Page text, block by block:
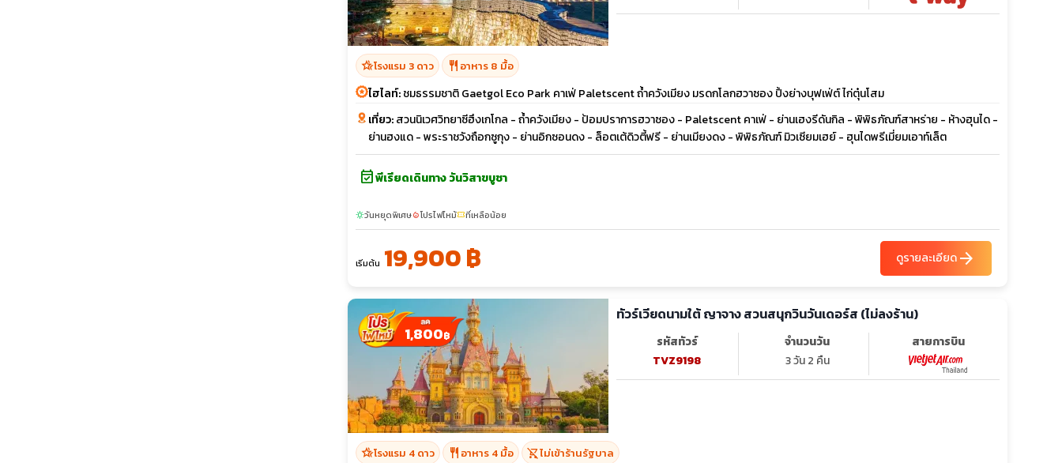
hotel_classโรงแรม 3 ดาว restaurant อาหาร 8 มื้อ
ไฮไลท์:ชมธรรมชาติ Gaetgol Eco Park คาเฟ่ Paletscent ถ้ำควังเมียง มรดกโลกฮวาซอง ปิ้งย่างบุฟเฟ่ต์ ไก่ตุ๋นโสม
เที่ยว:สวนนิเวศวิทยาซีฮึงเกโกล - ถ้ำควังเมียง - ป้อมปราการฮวาซอง - Paletscent คาเฟ่ - ย่านเฮงรีดันกิล - พิพิธภัณฑ์สาหร่าย - ห้างฮุนได -
ย่านฮงแด - พระราชวังถือกซูกุง - ย่านอิกซอนดง - ล็อตเต้ดิวตี้ฟรี - ย่านเมียงดง - พิพิธภัณฑ์ มิวเซียมเฮย์ - ฮุนไดพรีเมี่ยมเอาท์เล็ต
event_availableพีเรียดเดินทาง วันวิสาขบูชา
sunnyวันหยุดพิเศษlocal_fire_departmentโปรไฟไหม้confirmation_numberที่เหลือน้อย
เริ่มต้น 19,900 ฿ ดูรายละเอียดarrow_forward
1,800฿
ทัวร์เวียดนามใต้ ญาจาง สวนสนุกวินวันเดอร์ส (ไม่ลงร้าน)
รหัสทัวร์
TVZ9198
จำนวนวัน
3 วัน 2 คืน
สายการบิน
hotel_classโรงแรม 4 ดาว restaurant อาหาร 4 มื้อ shopping_cart_offไม่เข้าร้านรัฐบาล